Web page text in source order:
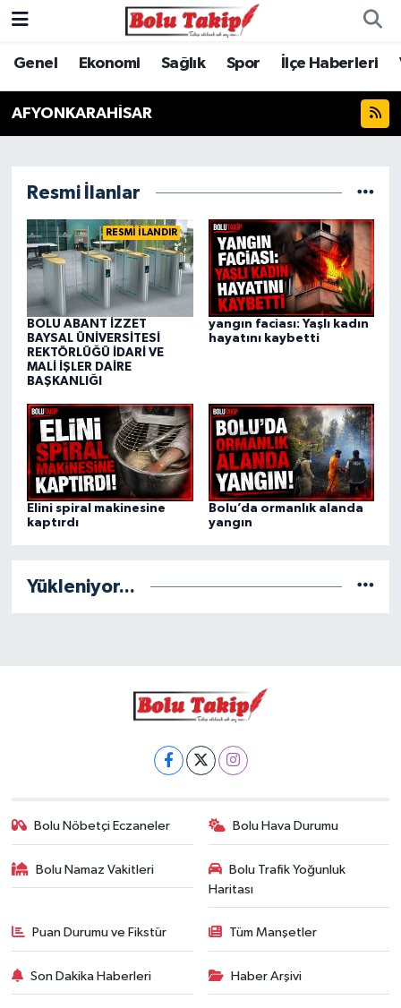
Genel Ekonomi Sağlık Spor İlçe Haberleri
AFYONKARAHİSAR
Resmi İlanlar
RESMİ İLANDIR
BOLU ABANT İZZET
BAYSAL ÜNİVERSİTESİ
REKTÖRLÜĞÜ İDARİ VE
MALİ İŞLER DAİRE
BAŞKANLIĞI
yangın faciası: Yaşlı kadın
hayatını kaybetti
Elini spiral makinesine
kaptırdı
Bolu’da ormanlık alanda
yangın
Yükleniyor...
Bolu Nöbetçi Eczaneler Bolu Hava Durumu
Bolu Namaz Vakitleri
Bolu Trafik Yoğunluk
Haritası
Puan Durumu ve Fikstür Tüm Manşetler
Son Dakika Haberleri Haber Arşivi